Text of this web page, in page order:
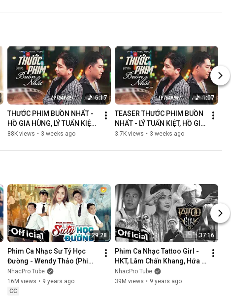
6:17
THƯỚC PHIM BUỒN NHẤT -
HỒ GIA HÙNG, LÝ TUẤN KIỆT |
OFFICIAL MUSIC VIDEO
88K views • 3 weeks ago
1:07
TEASER THƯỚC PHIM BUỒN
NHẤT - LÝ TUẤN KIỆT, HỒ GIA
HÙNG | NGÀN LỜI NGƯỜI ĐÃ
3.7K views • 3 weeks ago
29:28
Phim Ca Nhạc Sư Tỷ Học
Đường - Wendy Thảo (Phim
Ca Nhạc Hay Nhất 2017)
NhacPro Tube
16M views • 9 years ago
CC
37:16
Phim Ca Nhạc Tattoo Girl -
HKT, Lâm Chấn Khang, Hứa
Minh Đạt, Thanh Tân
NhacPro Tube
39M views • 9 years ago